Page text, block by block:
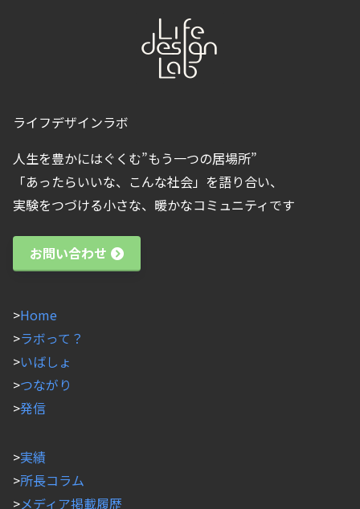
ライフデザインラボ
人生を豊かにはぐくむ”もう一つの居場所”
「あったらいいな、こんな社会」を語り合い、
実験をつづける小さな、暖かなコミュニティです
お問い合わせ
>Home
>ラボって？
>いばしょ
>つながり
>発信
>実績
>所長コラム
>メディア掲載履歴